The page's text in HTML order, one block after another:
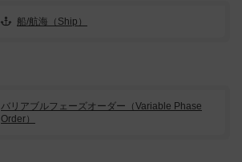
船/航海（Ship）
バリアブルフェーズオーダー（Variable Phase
Order）